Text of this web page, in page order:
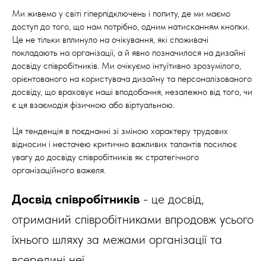
Ми живемо у світі гіперпідключень і попиту, де ми маємо
доступ до того, що нам потрібно, одним натисканням кнопки.
Це не тільки вплинуло на очікування, які споживачі
покладають на організації, а й явно позначилося на дизайні
досвіду співробітників. Ми очікуємо інтуїтивно зрозумілого,
орієнтованого на користувача дизайну та персоналізованого
досвіду, що враховує наші вподобання, незалежно від того, чи
є ця взаємодія фізичною або віртуальною.
Ця тенденція в поєднанні зі зміною характеру трудових
відносин і нестачею критично важливих талантів посилює
увагу до досвіду співробітників як стратегічного
організаційного важеля.
Досвід співробітників - це досвід,
отриманий співробітниками впродовж усього
їхнього шляху за межами організації та